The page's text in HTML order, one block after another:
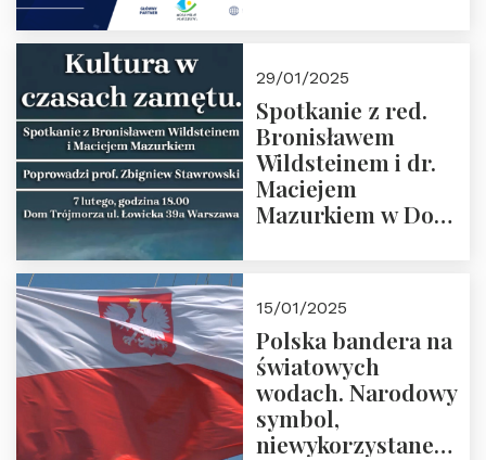
29/01/2025
Spotkanie z red.
Bronisławem
Wildsteinem i dr.
Maciejem
Mazurkiem w Domu
Prowadzi prof.
Zbigniew
Stawrowski
15/01/2025
Polska bandera na
światowych
wodach. Narodowy
symbol,
niewykorzystane